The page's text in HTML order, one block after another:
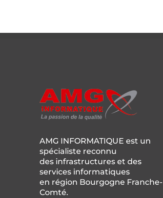
AMG INFORMATIQUE est un
spécialiste reconnu
des infrastructures et des
services informatiques
en région Bourgogne Franche-
Comté.